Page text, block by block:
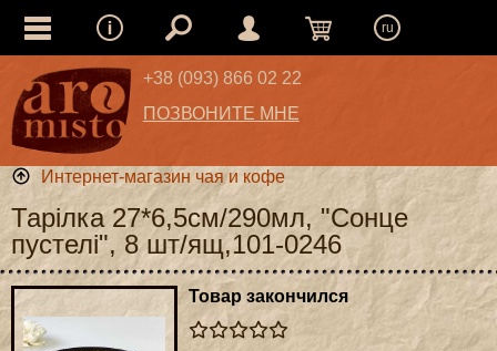
ru
+38 (093) 866 02 22
ПОЗВОНИТЕ МНЕ
Интернет-магазин чая и кофе
Тарілка 27*6,5см/290мл, "Сонце
пустелі", 8 шт/ящ,101-0246
Товар закончился